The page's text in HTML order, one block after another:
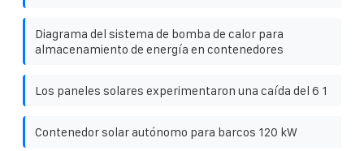
Diagrama del sistema de bomba de calor para
almacenamiento de energía en contenedores
Los paneles solares experimentaron una caída del 6 1
Contenedor solar autónomo para barcos 120 kW